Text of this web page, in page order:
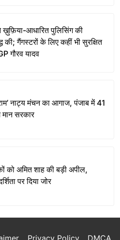
ख़ुफ़िया-आधारित पुलिसिंग की
की; गैंगस्टरों के लिए कहीं भी सुरक्षित
गौरव यादव
नाट्य मंचन का आगाज, पंजाब में 41
मान सरकार
को अमित शाह की बड़ी अपील,
पर दिया जोर